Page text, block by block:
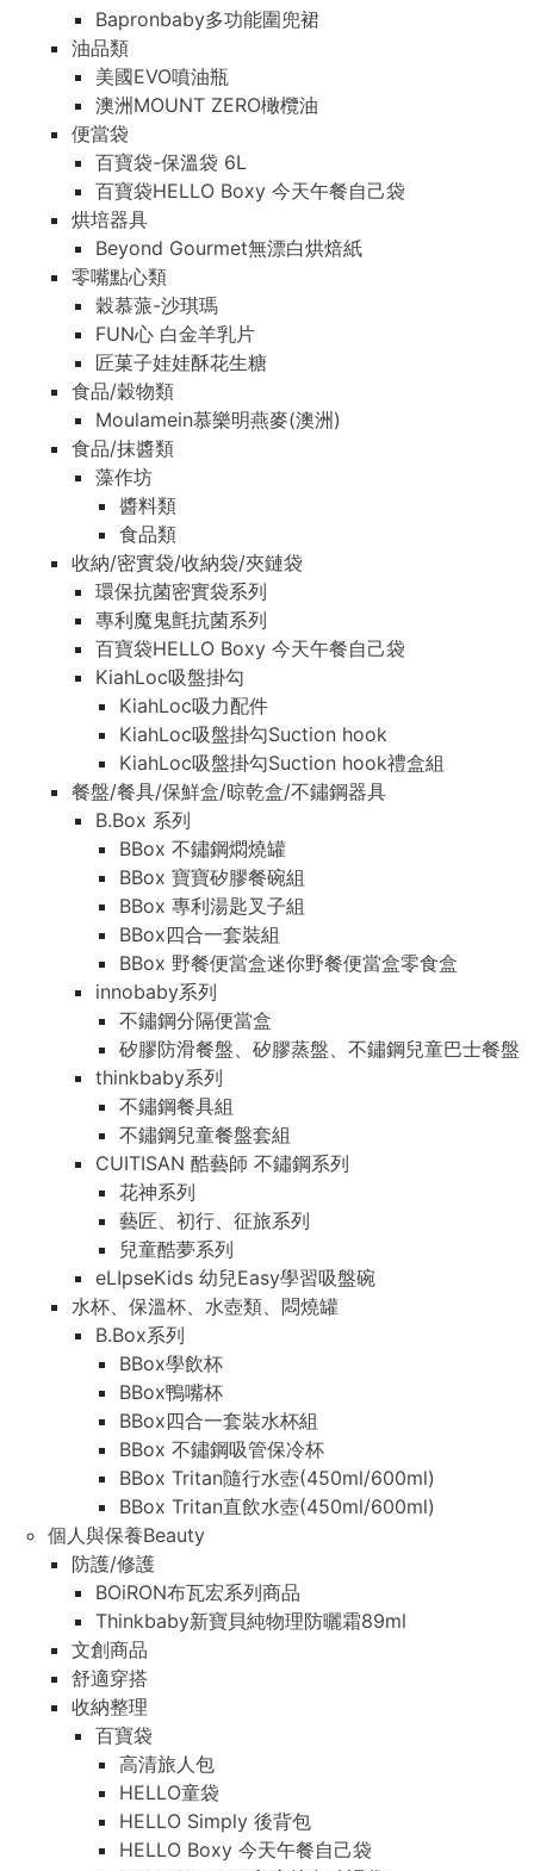
Bapronbaby多功能圍兜裙
油品類
美國EVO噴油瓶
澳洲MOUNT ZERO橄欖油
便當袋
百寶袋-保溫袋 6L
百寶袋HELLO Boxy 今天午餐自己袋
烘培器具
Beyond Gourmet無漂白烘焙紙
零嘴點心類
穀慕蒎-沙琪瑪
FUN心 白金羊乳片
匠菓子娃娃酥花生糖
食品/穀物類
Moulamein慕樂明燕麥(澳洲)
食品/抹醬類
藻作坊
醬料類
食品類
收納/密實袋/收納袋/夾鏈袋
環保抗菌密實袋系列
專利魔鬼氈抗菌系列
百寶袋HELLO Boxy 今天午餐自己袋
KiahLoc吸盤掛勾
KiahLoc吸力配件
KiahLoc吸盤掛勾Suction hook
KiahLoc吸盤掛勾Suction hook禮盒組
餐盤/餐具/保鮮盒/晾乾盒/不鏽鋼器具
B.Box 系列
BBox 不鏽鋼燜燒罐
BBox 寶寶矽膠餐碗組
BBox 專利湯匙叉子組
BBox四合一套裝組
BBox 野餐便當盒迷你野餐便當盒零食盒
innobaby系列
不鏽鋼分隔便當盒
矽膠防滑餐盤、矽膠蒸盤、不鏽鋼兒童巴士餐盤
thinkbaby系列
不鏽鋼餐具組
不鏽鋼兒童餐盤套組
CUITISAN 酷藝師 不鏽鋼系列
花神系列
藝匠、初行、征旅系列
兒童酷夢系列
eLIpseKids 幼兒Easy學習吸盤碗
水杯、保溫杯、水壺類、悶燒罐
B.Box系列
BBox學飲杯
BBox鴨嘴杯
BBox四合一套裝水杯組
BBox 不鏽鋼吸管保冷杯
BBox Tritan隨行水壺(450ml/600ml)
BBox Tritan直飲水壺(450ml/600ml)
個人與保養Beauty
防護/修護
BOiRON布瓦宏系列商品
Thinkbaby新寶貝純物理防曬霜89ml
文創商品
舒適穿搭
收納整理
百寶袋
高清旅人包
HELLO童袋
HELLO Simply 後背包
HELLO Boxy 今天午餐自己袋